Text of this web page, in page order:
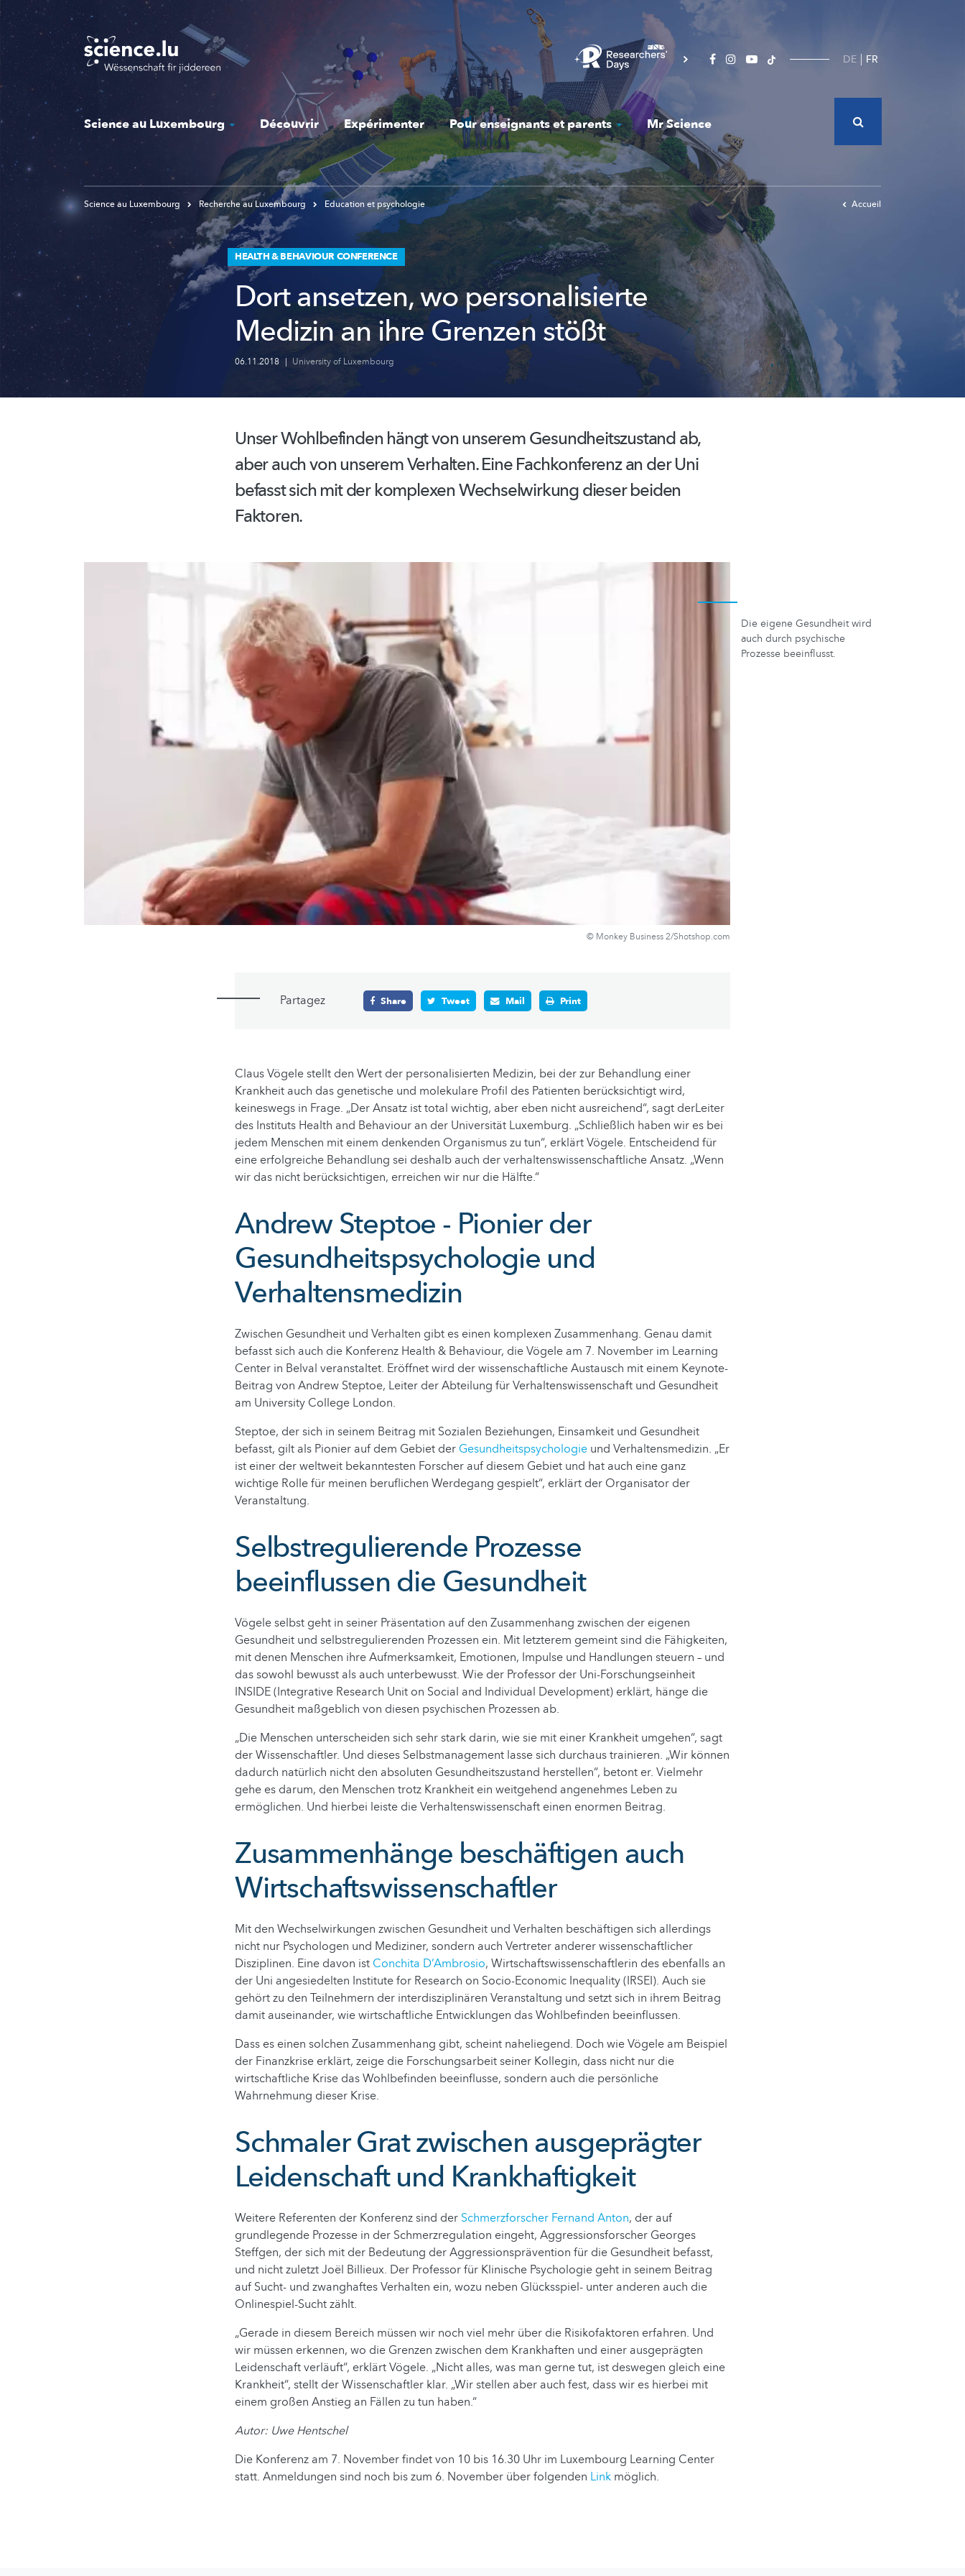
Skip
to
main
content
DE FR
Science au Luxembourg Découvrir Expérimenter Pour enseignants et parents Mr Science
Science au Luxembourg Recherche au Luxembourg Education et psychologie Accueil
HEALTH & BEHAVIOUR CONFERENCE
Dort ansetzen, wo personalisierte
Medizin an ihre Grenzen stößt
06.11.2018 | University of Luxembourg
Unser Wohlbefinden hängt von unseremGesundheitszustandab,
aber auch von unserem Verhalten. Eine Fachkonferenz an der Uni
befasst sich mit der komplexenWechselwirkungdieser beiden
Faktoren.
© Monkey Business 2/Shotshop.com
Die eigene Gesundheit wird
auch durch psychische
Prozesse beeinflusst.
Partagez Share Tweet Mail Print
Claus Vögele stellt den Wert der personalisierten Medizin, bei der zur Behandlung einer
Krankheit auch das genetische und molekulare Profil des Patienten berücksichtigt wird,
keineswegs in Frage. „Der Ansatz ist total wichtig, aber eben nicht ausreichend“, sagt derLeiter
des Instituts Health and Behaviour an der Universität Luxemburg. „Schließlich haben wir es bei
jedem Menschen mit einem denkenden Organismus zu tun“, erklärt Vögele. Entscheidend für
eine erfolgreiche Behandlung sei deshalb auch der verhaltenswissenschaftliche Ansatz. „Wenn
wir das nicht berücksichtigen, erreichen wir nur die Hälfte.“
Andrew Steptoe - Pionier der
Gesundheitspsychologie und
Verhaltensmedizin
Zwischen Gesundheit und Verhalten gibt es einen komplexen Zusammenhang. Genau damit
befasst sich auch die Konferenz Health & Behaviour, die Vögele am 7. November im Learning
Center in Belval veranstaltet. Eröffnet wird der wissenschaftliche Austausch mit einem Keynote-
Beitrag von Andrew Steptoe, Leiter der Abteilung für Verhaltenswissenschaft und Gesundheit
am University College London.
Steptoe, der sich in seinem Beitrag mit Sozialen Beziehungen, Einsamkeit und Gesundheit
befasst, gilt als Pionier auf dem Gebiet der Gesundheitspsychologie und Verhaltensmedizin. „Er
ist einer der weltweit bekanntesten Forscher auf diesem Gebiet und hat auch eine ganz
wichtige Rolle für meinen beruflichen Werdegang gespielt“, erklärt der Organisator der
Veranstaltung.
Selbstregulierende Prozesse
beeinflussen die Gesundheit
Vögele selbst geht in seiner Präsentation auf den Zusammenhang zwischen der eigenen
Gesundheit und selbstregulierenden Prozessen ein. Mit letzterem gemeint sind die Fähigkeiten,
mit denen Menschen ihre Aufmerksamkeit, Emotionen, Impulse und Handlungen steuern – und
das sowohl bewusst als auch unterbewusst. Wie der Professor der Uni-Forschungseinheit
INSIDE (Integrative Research Unit on Social and Individual Development) erklärt, hänge die
Gesundheit maßgeblich von diesen psychischen Prozessen ab.
„Die Menschen unterscheiden sich sehr stark darin, wie sie mit einer Krankheit umgehen“, sagt
der Wissenschaftler. Und dieses Selbstmanagement lasse sich durchaus trainieren. „Wir können
dadurch natürlich nicht den absoluten Gesundheitszustand herstellen“, betont er. Vielmehr
gehe es darum, den Menschen trotz Krankheit ein weitgehend angenehmes Leben zu
ermöglichen. Und hierbei leiste die Verhaltenswissenschaft einen enormen Beitrag.
Zusammenhänge beschäftigen auch
Wirtschaftswissenschaftler
Mit den Wechselwirkungen zwischen Gesundheit und Verhalten beschäftigen sich allerdings
nicht nur Psychologen und Mediziner, sondern auch Vertreter anderer wissenschaftlicher
Disziplinen. Eine davon ist Conchita D’Ambrosio, Wirtschaftswissenschaftlerin des ebenfalls an
der Uni angesiedelten Institute for Research on Socio-Economic Inequality (IRSEI). Auch sie
gehört zu den Teilnehmern der interdisziplinären Veranstaltung und setzt sich in ihrem Beitrag
damit auseinander, wie wirtschaftliche Entwicklungen das Wohlbefinden beeinflussen.
Dass es einen solchen Zusammenhang gibt, scheint naheliegend. Doch wie Vögele am Beispiel
der Finanzkrise erklärt, zeige die Forschungsarbeit seiner Kollegin, dass nicht nur die
wirtschaftliche Krise das Wohlbefinden beeinflusse, sondern auch die persönliche
Wahrnehmung dieser Krise.
Schmaler Grat zwischen ausgeprägter
Leidenschaft und Krankhaftigkeit
Weitere Referenten der Konferenz sind der Schmerzforscher Fernand Anton, der auf
grundlegende Prozesse in der Schmerzregulation eingeht, Aggressionsforscher Georges
Steffgen, der sich mit der Bedeutung der Aggressionsprävention für die Gesundheit befasst,
und nicht zuletzt Joël Billieux. Der Professor für Klinische Psychologie geht in seinem Beitrag
auf Sucht- und zwanghaftes Verhalten ein, wozu neben Glücksspiel- unter anderen auch die
Onlinespiel-Sucht zählt.
„Gerade in diesem Bereich müssen wir noch viel mehr über die Risikofaktoren erfahren. Und
wir müssen erkennen, wo die Grenzen zwischen dem Krankhaften und einer ausgeprägten
Leidenschaft verläuft“, erklärt Vögele. „Nicht alles, was man gerne tut, ist deswegen gleich eine
Krankheit“, stellt der Wissenschaftler klar. „Wir stellen aber auch fest, dass wir es hierbei mit
einem großen Anstieg an Fällen zu tun haben.“
Autor: Uwe Hentschel
Die Konferenz am 7. November findet von 10 bis 16.30 Uhr im Luxembourg Learning Center
statt. Anmeldungen sind noch bis zum 6. November über folgenden Link möglich.